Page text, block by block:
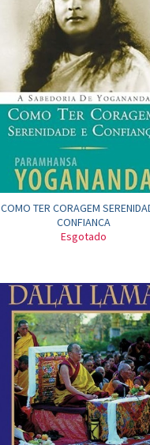
COMO TER CORAGEM
CONFIANCA
Esgotado